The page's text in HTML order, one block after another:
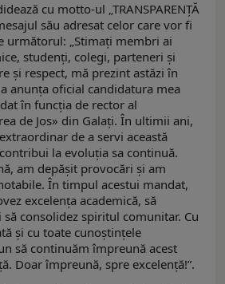
cu motto-ul „TRANSPARENȚĂ
său adresat celor care vor fi
următorul: „Stimați membri ai
studenți, colegi, parteneri și
și respect, mă prezint astăzi în
anunța oficial candidatura mea
în funcția de rector al
de Jos» din Galați. În ultimii ani,
de a servi această
la evoluția sa continuă.
am depășit provocări și am
În timpul acestui mandat,
excelența academică, să
consolidez spiritul comunitar. Cu
și cu toate cunoștințele
să continuăm împreună acest
Doar împreună, spre excelență!”.